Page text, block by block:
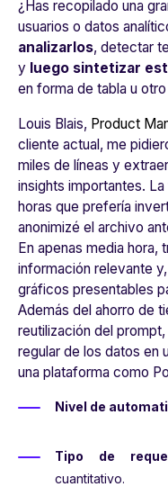
¿Has recopilado una
usuarios o datos
analizarlos, detectar
y luego sintetizar
en forma de tabla u
Louis Blais, Product
cliente actual, me
miles de líneas y
insights importantes.
horas que prefería
anonimizé el archivo
En apenas media hora,
información relevante
gráficos presentables
Además del ahorro de
reutilización del
regular de los datos en
una plataforma como
Nivel de
Tipo de
cuantitativo.